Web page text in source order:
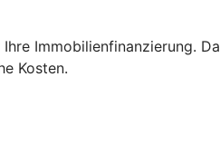
Immobilienfinanzierung.
Kosten.